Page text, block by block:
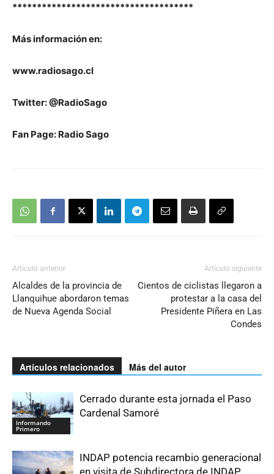
*************************************
Más información en:
www.radiosago.cl
Twitter: @RadioSago
Fan Page: Radio Sago
Artículo anterior
Alcaldes de la provincia de
Llanquihue abordaron temas
de Nueva Agenda Social
Artículo siguiente
Cientos de ciclistas llegaron a
protestar a la casa del
Presidente Piñera en Las
Condes
Artículos relacionados Más del autor
Informando
Primero
Cerrado durante esta jornada el Paso
Cardenal Samoré
INDAP potencia recambio generacional
en visita de Subdirectora de INDAP